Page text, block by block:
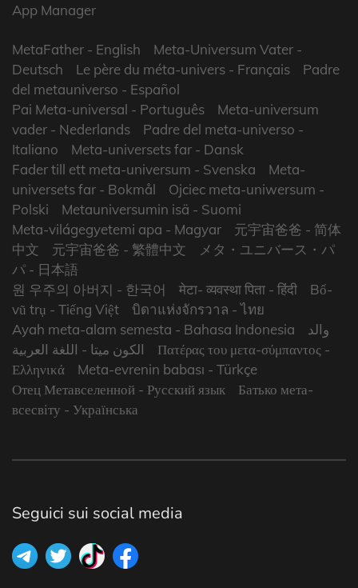
App Manager
MetaFather - English Meta-Universum Vater -
Deutsch
Le père du méta-univers - Français
Padre
del metauniverso - Español
Pai Meta-universal - Português
Meta-universum
vader - Nederlands Padre del meta-universo -
Italiano
Meta-universets far - Dansk
Fader till ett meta-universum - Svenska
Meta-
universets far - Bokmål Ojciec meta-uniwersum -
Polski
Metauniversumin isä - Suomi
Meta-világegyetemi apa - Magyar 元宇宙爸爸 - 简体
中文
元宇宙爸爸 - 繁體中文
メタ・ユニバース・パ
パ - 日本語
원 우주의 아버지 - 한국어 मेटा- व्यवस्था पिता - हिंदी
Bố-
vũ trụ - Tiếng Việt บิดาแห่งจักรวาล - ไทย
Ayah meta-alam semesta - Bahasa Indonesia
والد
الكون ميتا - اللغة العربية Πατέρας του μετα-σύμπαντος -
Ελληνικά
Meta-evrenin babası - Türkçe
Отец Метавселенной - Русский язык
Батько мета-
всесвіту - Українська
Seguici sui social media